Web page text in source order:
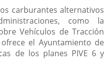
carburantes alternativos
como la
Vehículos de Tracción
el Ayuntamiento de
de los planes PIVE 6 y